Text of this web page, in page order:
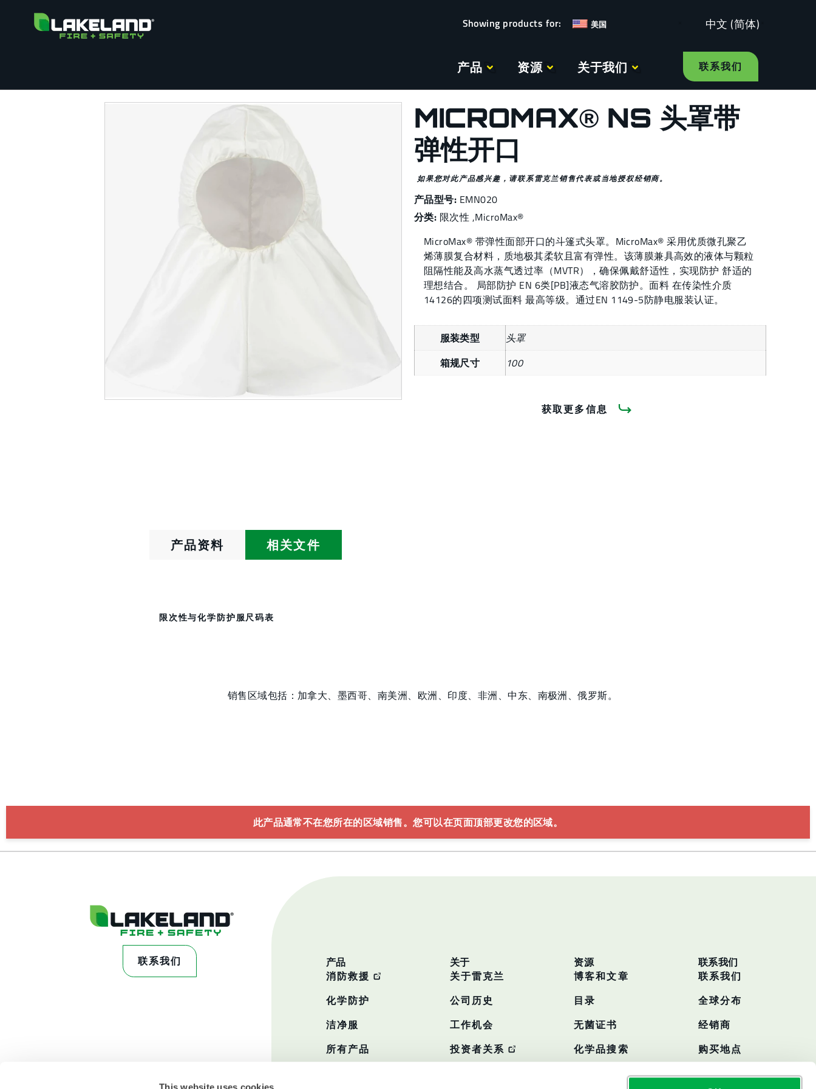
This website uses cookies
美国 中文 (简体)
产品 资源 关于我们 联系我们
MICROMAX® NS 头罩带
弹性开口
如果您对此产品感兴趣，请联系雷克兰销售代表或当地授权经销商。
产品型号: EMN020
分类: 限次性 ,MicroMax®
MicroMax® 带弹性面部开口的斗篷式头罩。MicroMax® 采用优质微孔聚乙
烯薄膜复合材料，质地极其柔软且富有弹性。该薄膜兼具高效的液体与颗粒
阻隔性能及高水蒸气透过率（MVTR），确保佩戴舒适性，实现防护 舒适的
理想结合。 局部防护 EN 6类[PB]液态气溶胶防护。面料 在传染性介质
14126的四项测试面料 最高等级。通过EN 1149-5防静电服装认证。
服装类型
头罩
箱规尺寸
100
获取更多信息
产品资料 相关文件
限次性与化学防护服尺码表
销售区域包括：加拿大、墨西哥、南美洲、欧洲、印度、非洲、中东、南极洲、俄罗斯。
此产品通常不在您所在的区域销售。您可以在页面顶部更改您的区域。
联系我们 产品
消防救援
化学防护
洁净服
所有产品
关于
关于雷克兰
公司历史
工作机会
投资者关系
资源
博客和文章
目录
无菌证书
化学品搜索
联系我们
联系我们
全球分布
经销商
购买地点